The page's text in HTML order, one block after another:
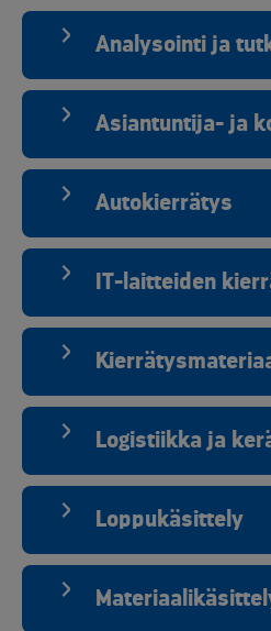
Analysointi ja
Asiantuntija- ja
Autokierrätys
IT-laitteiden
Logistiikka ja
Loppukäsittely